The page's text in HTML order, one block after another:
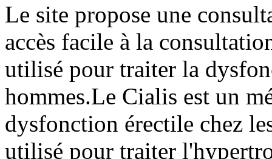
Le site propose une
accès facile à la
utilisé pour traiter la
hommes.Le Cialis est un
dysfonction érectile chez
utilisé pour traiter